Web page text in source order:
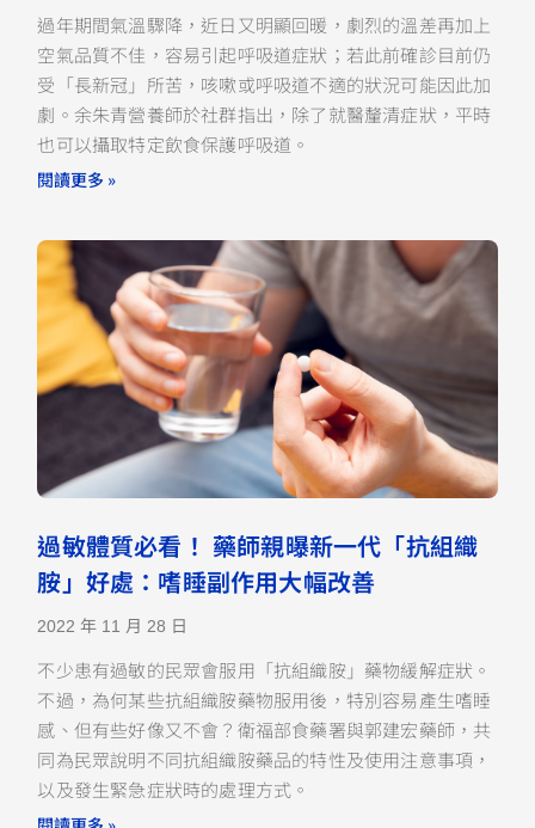
過年期間氣溫驟降，近日又明顯回暖，劇烈的溫差再加上
空氣品質不佳，容易引起呼吸道症狀；若此前確診目前仍
受「長新冠」所苦，咳嗽或呼吸道不適的狀況可能因此加
劇。余朱青營養師於社群指出，除了就醫釐清症狀，平時
也可以攝取特定飲食保護呼吸道。
閱讀更多 »
過敏體質必看！ 藥師親曝新一代「抗組織
胺」好處：嗜睡副作用大幅改善
2022 年 11 月 28 日
不少患有過敏的民眾會服用「抗組織胺」藥物緩解症狀。
不過，為何某些抗組織胺藥物服用後，特別容易產生嗜睡
感、但有些好像又不會？衛福部食藥署與郭建宏藥師，共
同為民眾說明不同抗組織胺藥品的特性及使用注意事項，
以及發生緊急症狀時的處理方式。